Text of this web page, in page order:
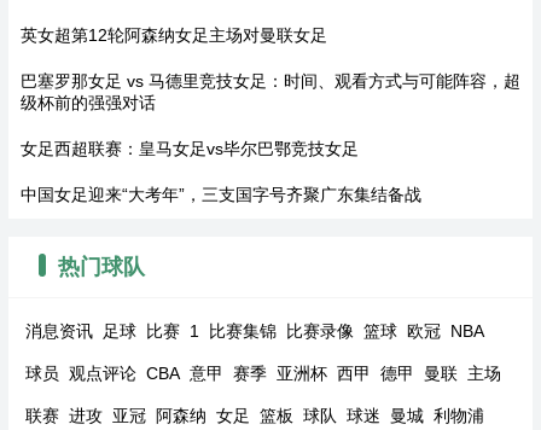
英女超第12轮阿森纳女足主场对曼联女足
巴塞罗那女足 vs 马德里竞技女足：时间、观看方式与可能阵容，超
级杯前的强强对话
女足西超联赛：皇马女足vs毕尔巴鄂竞技女足
中国女足迎来“大考年”，三支国字号齐聚广东集结备战
热门球队
消息资讯 足球 比赛 1 比赛集锦 比赛录像 篮球 欧冠 NBA
球员 观点评论 CBA 意甲 赛季 亚洲杯 西甲 德甲 曼联 主场
联赛 进攻 亚冠 阿森纳 女足 篮板 球队 球迷 曼城 利物浦